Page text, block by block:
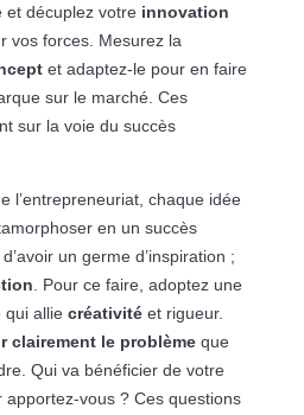
et décuplez votre innovation
vos forces. Mesurez la
et adaptez-le pour en faire
sur le marché. Ces
sur la voie du succès
l’entrepreneuriat, chaque idée
en un succès
un germe d’inspiration ;
. Pour ce faire, adoptez une
qui allie créativitéet rigueur.
clairement le problèmeque
Qui va bénéficier de votre
apportez-vous ? Ces questions